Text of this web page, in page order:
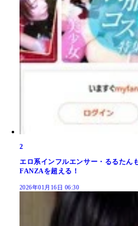
2
エロ系インフルエンサー・るるた
FANZAを超える！
2026年01月16日 06:30